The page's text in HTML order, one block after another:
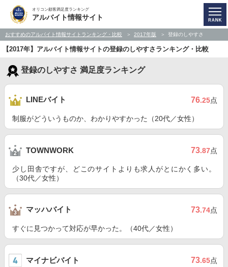
オリコン顧客満足度ランキング
アルバイト情報サイト
おすすめのアルバイト情報サイトランキング・比較 2017年版 登録のしやすさ
【2017年】アルバイト情報サイトの登録のしやすさランキング・比較
登録のしやすさ 満足度ランキング
LINEバイト 76.25点
制服がどういうものか、わかりやすかった（20代／女性）
TOWNWORK 73.87点
少し田舎ですが、どこのサイトよりも求人がとにかく多い。
（30代／女性）
マッハバイト 73.74点
すぐに見つかって対応が早かった。（40代／女性）
マイナビバイト 73.65点